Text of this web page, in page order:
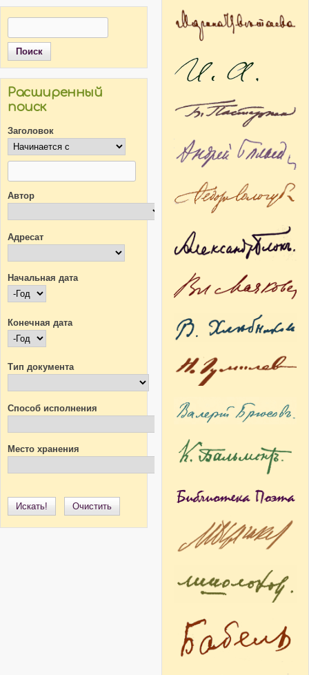
Форма поиска
Расширенный
поиск
Заголовок
Автор
Адресат
Начальная дата
Начальная дата
Год
Конечная дата
Конечная дата
Год
Тип документа
Способ исполнения
Место хранения